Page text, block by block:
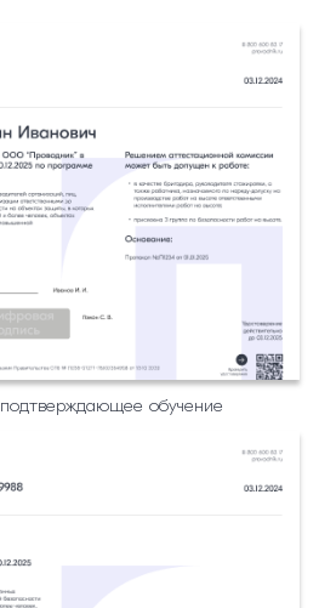
обучение